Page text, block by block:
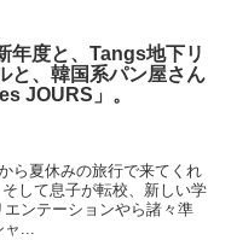
年度と、Tangs地下リ
と、韓国系パン屋さん
JOURS」。
ら夏休みの旅行で来てくれ
して息子が転校、新しい学
ンテーションやら諸々準
ャ...